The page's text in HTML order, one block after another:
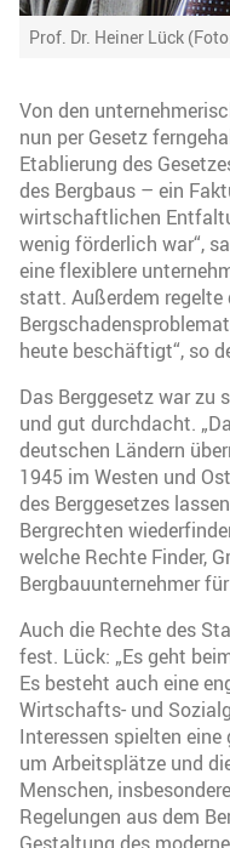
Prof. Dr. Heiner Lück
Von den
nun per Gesetz
Etablierung des
des Bergbaus – ein
wirtschaftlichen
wenig förderlich war“,
eine flexiblere
statt. Außerdem regelte
heute beschäftigt“, so
Das Berggesetz war zu
und gut durchdacht.
deutschen Ländern
1945 im Westen und
des Berggesetzes
Bergrechten
welche Rechte Finder,
Bergbauunternehmer
Auch die Rechte des
fest. Lück: „Es geht
Es besteht auch eine
Wirtschafts- und
Interessen spielten
um Arbeitsplätze und
Menschen,
Regelungen aus dem